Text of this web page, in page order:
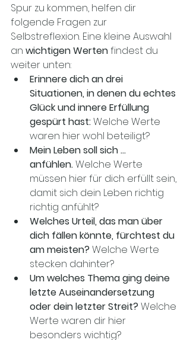
Spur zu kommen, helfen dir
folgende Fragen zur
Selbstreflexion. Eine kleine Auswahl
an wichtigen Werten findest du
weiter unten:
Erinnere dich an drei
Situationen, in denen du echtes
Glück und innere Erfüllung
gespürt hast: Welche Werte
waren hier wohl beteiligt?
Mein Leben soll sich ...
anfühlen. Welche Werte
müssen hier für dich erfüllt sein,
damit sich dein Leben richtig
richtig anfühlt?
Welches Urteil, das man über
dich fällen könnte, fürchtest du
am meisten? Welche Werte
stecken dahinter?
Um welches Thema ging deine
letzte Auseinandersetzung
oder dein letzter Streit? Welche
Werte waren dir hier
besonders wichtig?